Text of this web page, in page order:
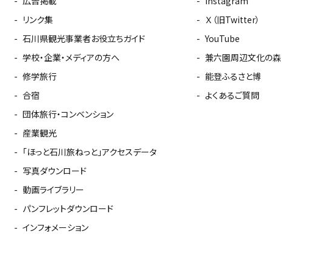
リンク集
石川県観光事業者お役立ちガイド
学校・企業・メディアの方へ
修学旅行
合宿
団体旅行・コンベンション
産業観光
「ほっと石川旅ねっと」アクセスデータ
写真ダウンロード
動画ライブラリー
パンフレットダウンロード
インフォメーション
Ｘ（旧Twitter）
YouTube
兼六園周辺文化の森
能登ふるさと博
よくあるご質問